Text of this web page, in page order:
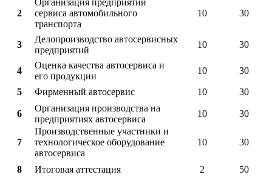
2
Организация предприятий
сервиса автомобильного
транспорта
10 30
3
Делопроизводство автосервисных
предприятий
10 30
4
Оценка качества автосервиса и
его продукции
10 30
5 Фирменный автосервис 10 30
6
Организация производства на
предприятиях автосервиса
10 30
7
Производственные участники и
технологическое оборудование
автосервиса
10 30
8 Итоговая аттестация 2 50